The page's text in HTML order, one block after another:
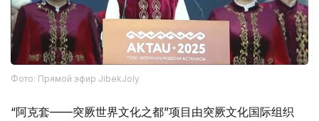
Фото: Прямой эфир JibekJoly
“阿克套——突厥世界文化之都”项目由突厥文化国际组织